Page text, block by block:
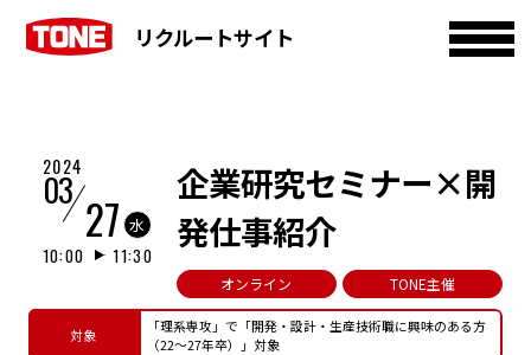
リクルートサイト
2024
03 27 水
10:00 11:30
オンライン TONE主催
企業研究セミナー×開
発仕事紹介
対象
「理系専攻」で「開発・設計・生産技術職に興味のある方
（22～27年卒）」対象